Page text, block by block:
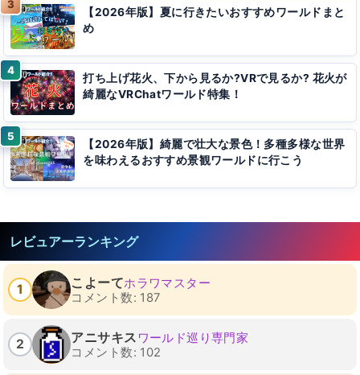
【2026年版】夏に行きたいおすすめワールドまと
め
打ち上げ花火、下から見るか?VRで見るか? 花火が
綺麗なVRChatワールド特集！
【2026年版】綺麗で壮大な景色！多種多様な世界
を味わえるおすすめ景観ワールドに行こう
レビュアーランキング
1 こよーてホラワマスター
コメント数: 187
2 アニサキス ワールド巡り専門家
コメント数: 102